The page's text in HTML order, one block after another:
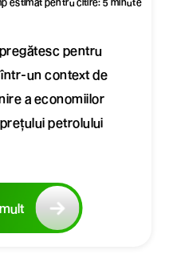
pentru
un context de
a economiilor
petrolului